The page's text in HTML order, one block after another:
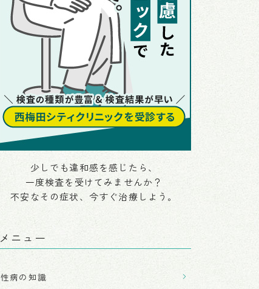
少しでも違和感を感じたら、
一度検査を受けてみませんか？
不安なその症状、今すぐ治療しよう。
メニュー
性病の知識